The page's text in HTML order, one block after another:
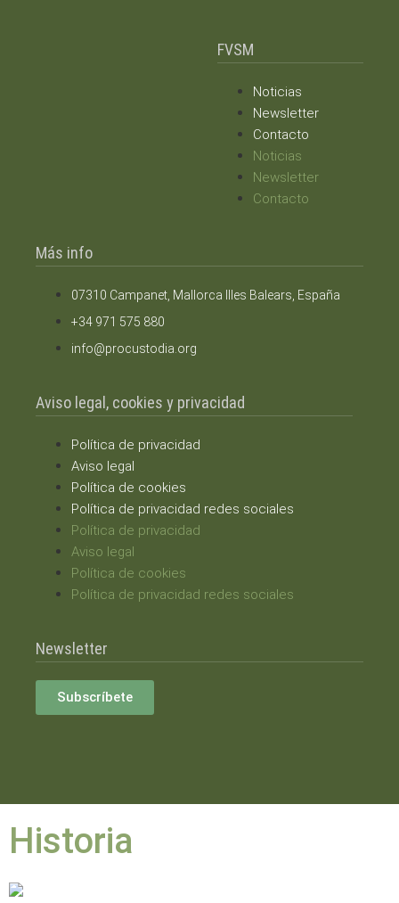
FVSM
Noticias
Newsletter
Contacto
Noticias
Newsletter
Contacto
Más info
07310 Campanet, Mallorca Illes Balears, España
+34 971 575 880
info@procustodia.org
Aviso legal, cookies y privacidad
Política de privacidad
Aviso legal
Política de cookies
Política de privacidad redes sociales
Política de privacidad
Aviso legal
Política de cookies
Política de privacidad redes sociales
Newsletter
Subscríbete
Historia